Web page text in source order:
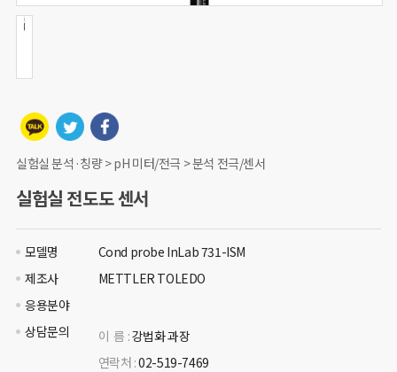
실험실 분석·칭량 > pH 미터/전극 > 분석 전극/센서
실험실 전도도 센서
모델명
Cond probe InLab 731-ISM
제조사
METTLER TOLEDO
응용분야
상담문의
이 름 :강법화 과장
연락처 :02-519-7469